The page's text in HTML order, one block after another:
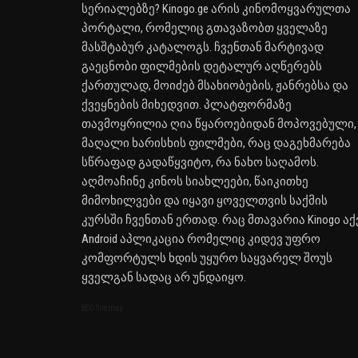
სერიალებზე? Kinogo.ge არის კინომოყვარულთა
პორტალი, რომელიც გთავაზობთ ყველაზე
მასშტაბურ კატალოგს. ჩვენთან მარტივად
გაეცნობი ფილმების დეტალურ აღწერებს
ქართულად, მოიძებ მსახიობების, ჟანრებსა და
ქვეყნების მიხედვით. პლატფორმაზე
თავმოყრილია ღია წყაროებიდან მოპოვებული,
მაღალი ხარისხის ფილმები, რაც დაგეხმარება
სწრაფად გადაწყვიტო, რა ნახო საღამოს.
აღმოაჩინე კინოს სიახლეები, წაიკითხე
მიმოხილვები და იყავი ყოველთვის საქმის
კურსში ჩვენთან ერთად. რაც მთავარია Kinogo
Android აპლიკაცია რომელიც კიდევ უფრო
კომფორტულს ხდის უყურო საყვარელ შოუს
ყველგან სადაც არ უნდაიყო.